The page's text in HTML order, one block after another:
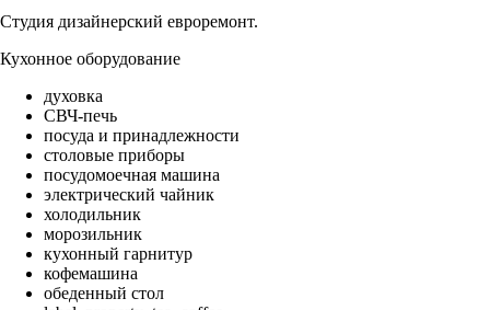
Студия дизайнерский евроремонт.
Кухонное оборудование
духовка
СВЧ-печь
посуда и принадлежности
столовые приборы
посудомоечная машина
электрический чайник
холодильник
морозильник
кухонный гарнитур
кофемашина
обеденный стол